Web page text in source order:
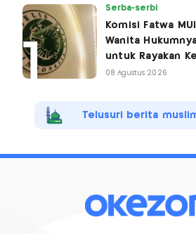
Serba-serbi
Komisi Fatwa
Wanita
untuk Rayakan
08 Agustus 2026
Telusuri berita